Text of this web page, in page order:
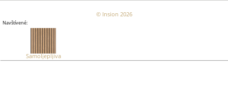
© Insion 2026
Navštívené:
Samoljepljiva
tapeta za zid